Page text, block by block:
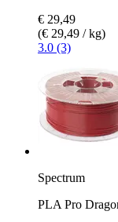
€ 29,49
(€ 29,49 / kg)
3.0 (3)
Spectrum
PLA Pro